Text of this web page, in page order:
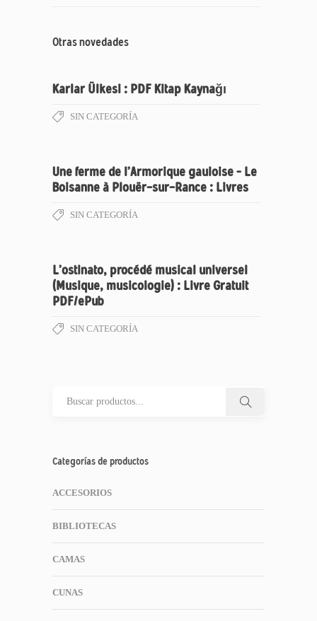
Otras novedades
Karlar Ülkesi : PDF Kitap Kaynağı
SIN CATEGORÍA
Une ferme de l’Armorique gauloise – Le
Boisanne à Plouër-sur-Rance : Livres
SIN CATEGORÍA
L’ostinato, procédé musical universel
(Musique, musicologie) : Livre Gratuit
PDF/ePub
SIN CATEGORÍA
Categorías de productos
ACCESORIOS
BIBLIOTECAS
CAMAS
CUNAS